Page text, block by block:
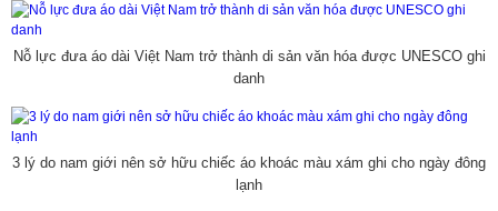
Nỗ lực đưa áo dài Việt Nam trở thành di sản văn hóa được UNESCO ghi
danh
3 lý do nam giới nên sở hữu chiếc áo khoác màu xám ghi cho ngày đông
lạnh